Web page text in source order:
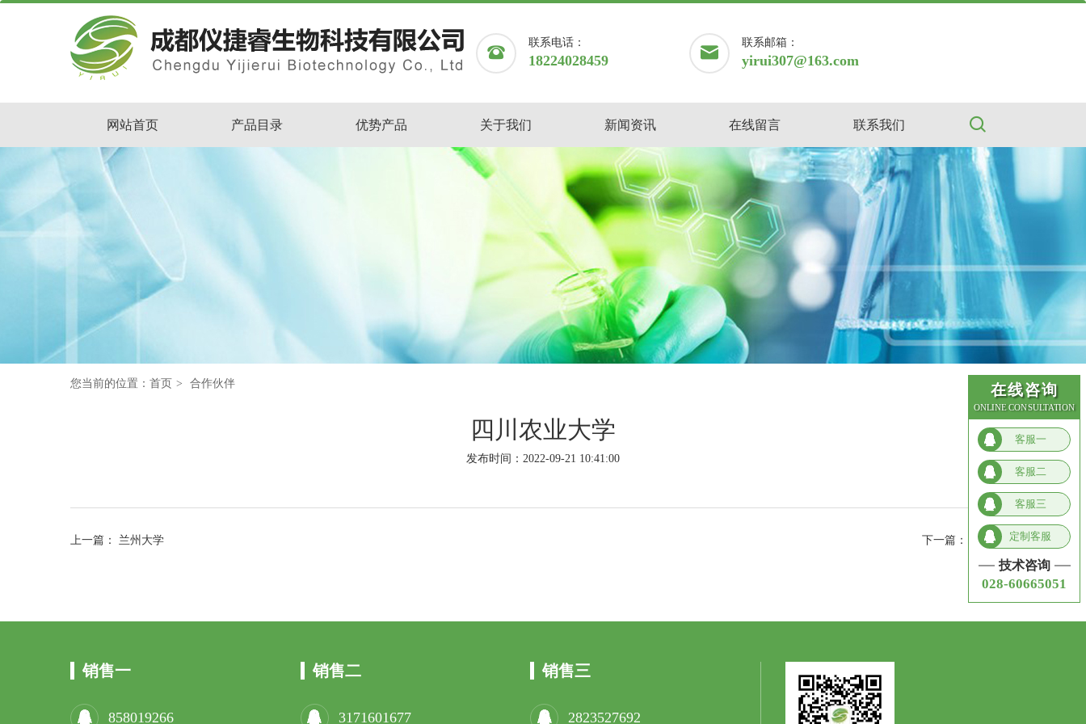
联系电话：
18224028459
联系邮箱：
yirui307@163.com
网站首页 产品目录 优势产品 关于我们 新闻资讯 在线留言 联系我们
您当前的位置： 首页 合作伙伴
四川农业大学
发布时间：2022-09-21 10:41:00
上一篇： 兰州大学 下一篇： 兰州大学
销售一
858019266
销售二
3171601677
销售三
2823527692
在线咨询
ONLINE CONSULTATION
客服一
客服二
客服三
定制客服
技术咨询
028-60665051